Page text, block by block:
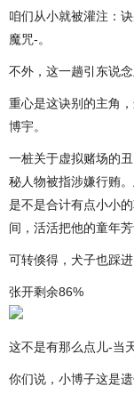
咱们从小就被灌注：
魔咒-。
不外，这一趟引东说
重心是这诀别的主角
博宇。
一桩关于虚拟赌场的
秘人物被指涉嫌行贿。
是不是合计有点小小
间，活活把他的童年芳
可转倏得，犬子也踩
张开剩余86%
这不是有那么点儿-当
你们说，小博子这是